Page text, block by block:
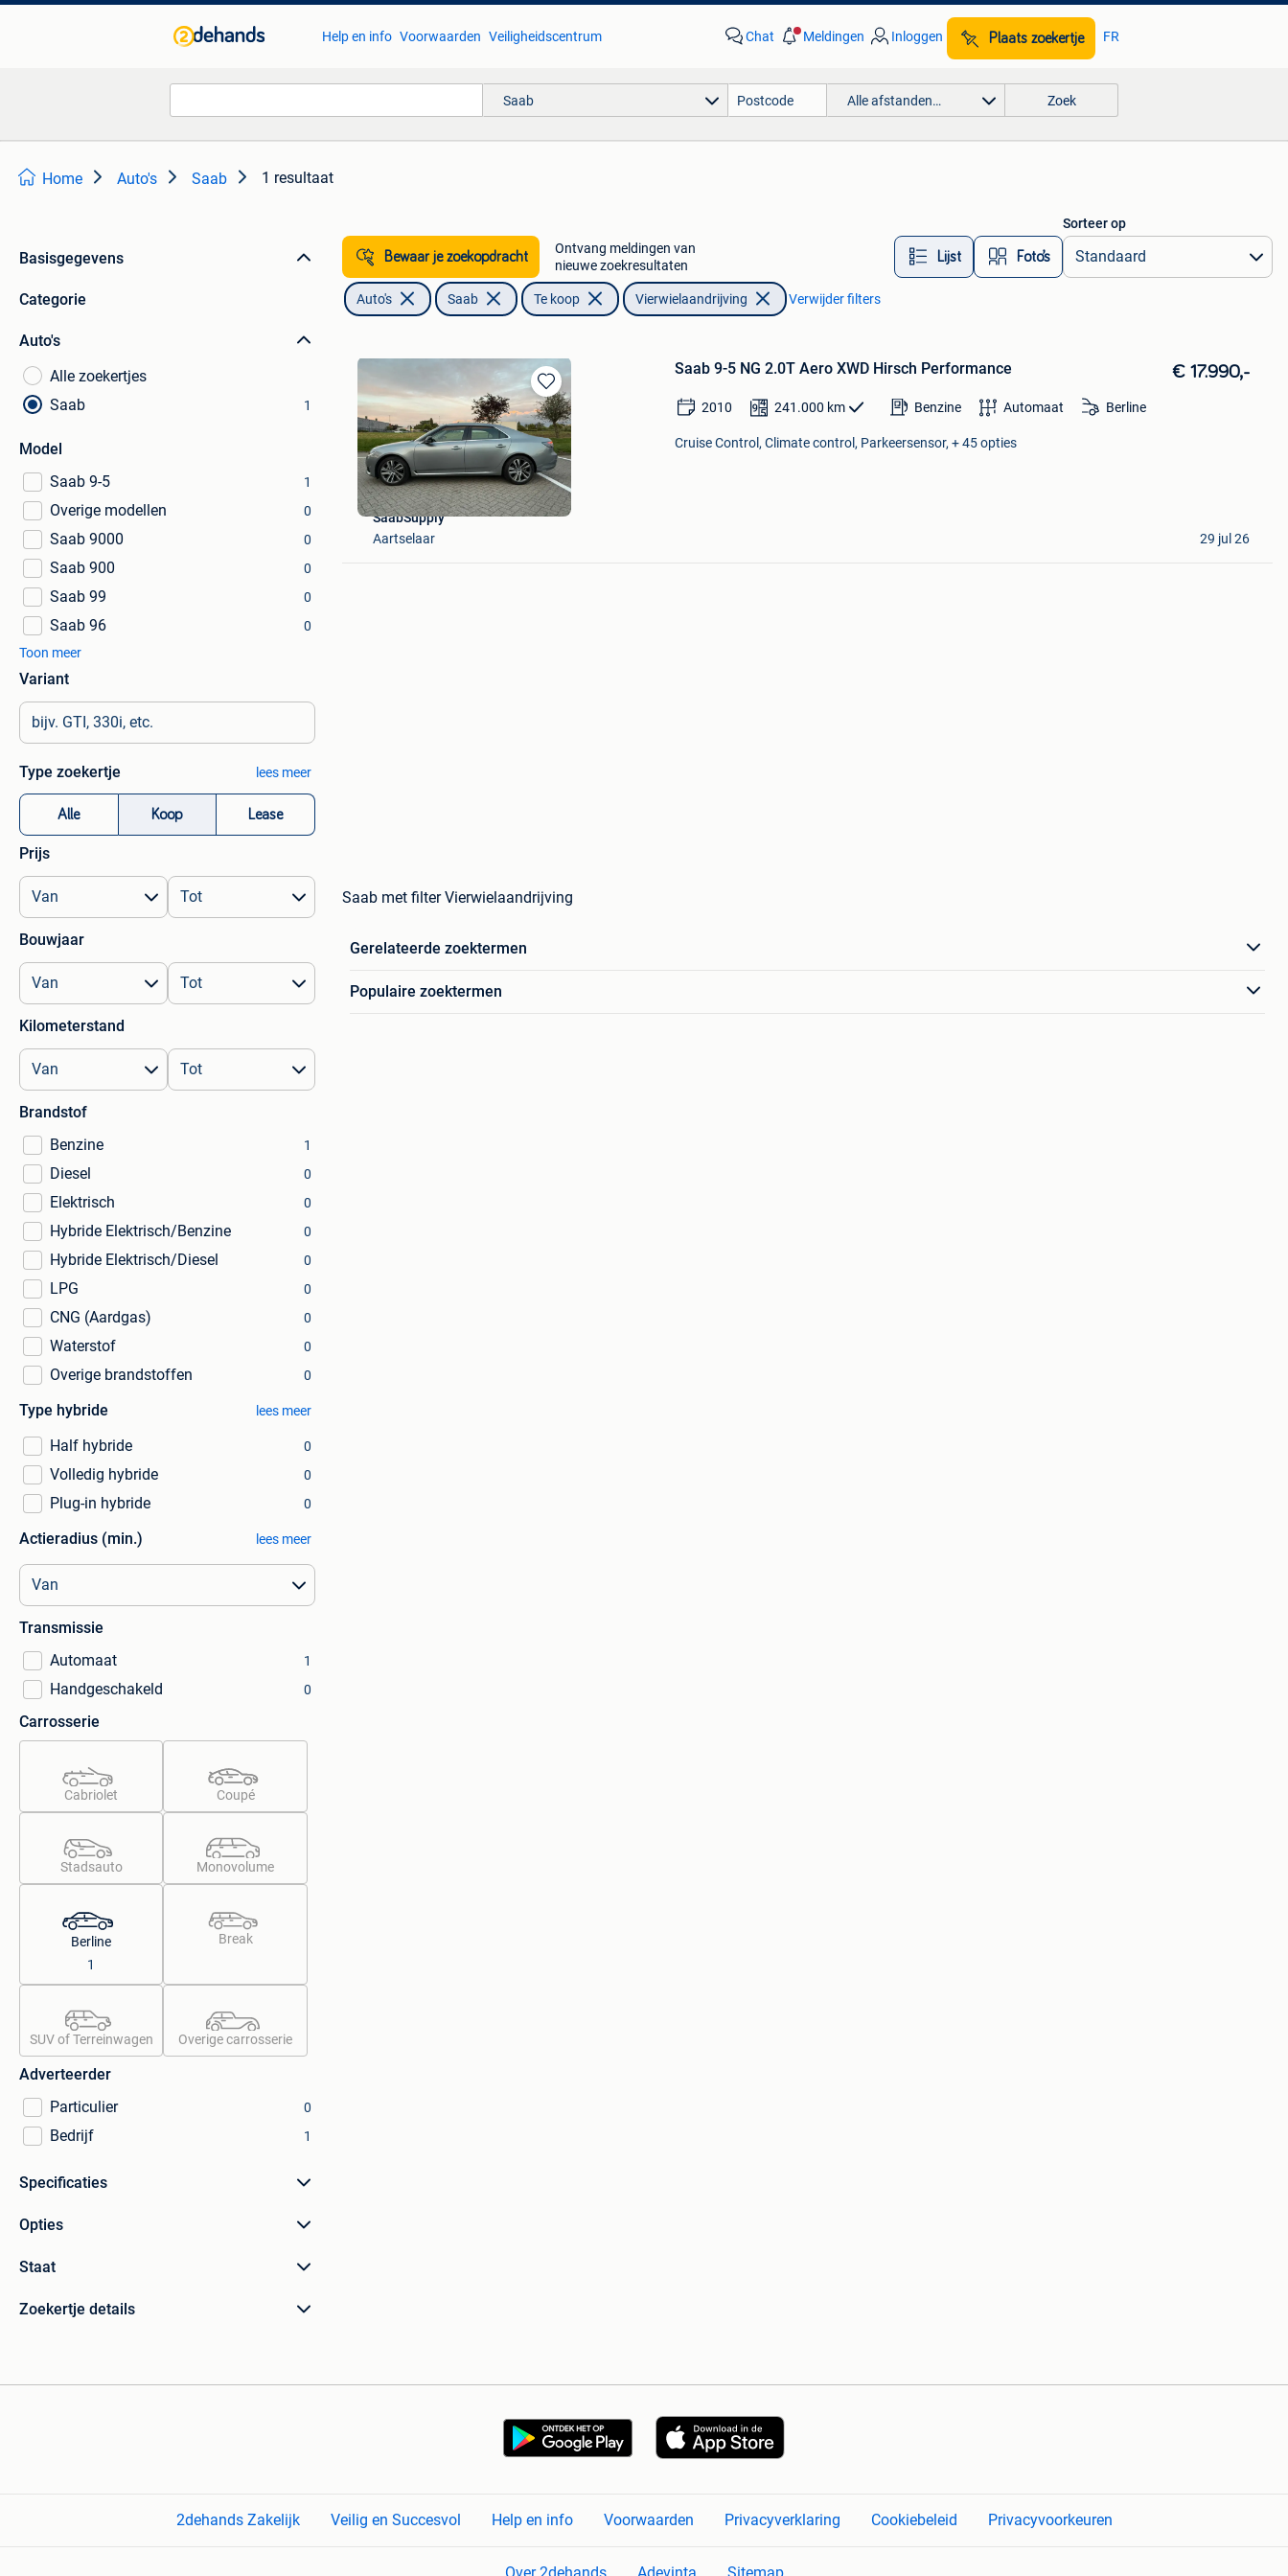
Help en info Voorwaarden Veiligheidscentrum Chat Meldingen Inloggen Plaats zoekertje FR
Saab Alle afstanden… Zoek
Home Auto's Saab 1 resultaat
Basisgegevens
Categorie
Auto's
Alle zoekertjes
Saab
1
Model
Saab 9-5
1
Overige modellen 0
Saab 9000 0
Saab 900 0
Saab 99 0
Saab 96
0
Toon meer
Variant
Type zoekertje lees meer
Alle Koop Lease
Prijs
Bouwjaar
Kilometerstand
Brandstof
Benzine
1
Diesel 0
Elektrisch 0
Hybride Elektrisch/Benzine 0
Hybride Elektrisch/Diesel 0
LPG 0
CNG (Aardgas) 0
Waterstof 0
Overige brandstoffen 0
Type hybride lees meer
Half hybride 0
Volledig hybride 0
Plug-in hybride 0
Actieradius (min.) lees meer
Transmissie
Automaat
1
Handgeschakeld 0
Carrosserie
Cabriolet Coupé
Stadsauto Monovolume
Berline
1
Break
SUV of Terreinwagen Overige carrosserie
Adverteerder
Particulier
0
Bedrijf 1
Specificaties
Opties
Staat
Zoekertje details
Bewaar je zoekopdracht
Ontvang meldingen van
nieuwe zoekresultaten
Lijst Foto’s
Sorteer op
Auto's Saab Te koop Vierwielaandrijving Verwijder filters
Bewaren
in
Mijn
Favorieten
Saab 9-5 NG 2.0T Aero XWD Hirsch Performance € 17.990,-
2010 241.000 km Benzine Automaat Berline
Cruise Control, Climate control, Parkeersensor, + 45 opties
SaabSupply
Aartselaar
29 jul 26
Saab met filter Vierwielaandrijving
Gerelateerde zoektermen
Populaire zoektermen
2dehands Zakelijk Veilig en Succesvol Help en info Voorwaarden Privacyverklaring Cookiebeleid Privacyvoorkeuren